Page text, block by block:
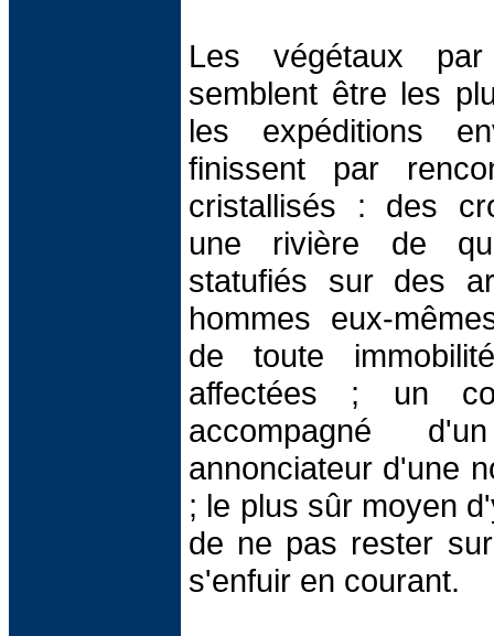
Les végétaux
semblent être les
les expéditions
finissent par
cristallisés : des
une rivière de
statufiés sur des
hommes eux-
de toute
affectées ; un
accompagné
annonciateur d'une
; le plus sûr moyen
de ne pas rester
s'enfuir en courant.